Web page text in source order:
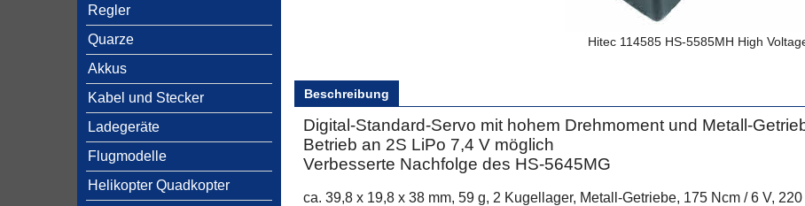
Regler
Quarze
Akkus
Kabel und Stecker
Ladegeräte
Flugmodelle
Helikopter Quadkopter
Hitec 114585 HS-5585MH High
Beschreibung
Digital-Standard-Servo mit hohem Drehmoment und Metall-
Betrieb an 2S LiPo 7,4 V möglich
Verbesserte Nachfolge des HS-5645MG
ca. 39,8 x 19,8 x 38 mm, 59 g, 2 Kugellager, Metall-Getriebe, 175 Ncm / 6 V,